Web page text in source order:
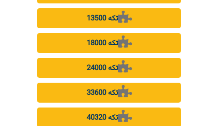
13500 تکه
18000 تکه
24000 تکه
33600 تکه
40320 تکه